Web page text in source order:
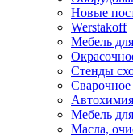
Новые
Werstakoff
Мебель
Стенды
Сварочное
Мебель
Масла,